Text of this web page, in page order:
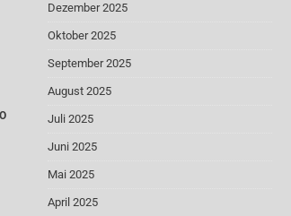
Dezember 2025
Oktober 2025
September 2025
August 2025
Juli 2025
Juni 2025
Mai 2025
April 2025